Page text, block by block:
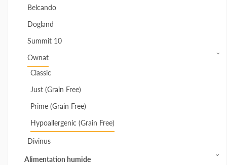
Belcando
Dogland
Summit 10
Ownat
Classic
Just (Grain Free)
Prime (Grain Free)
Hypoallergenic (Grain Free)
Divinus
Alimentation humide